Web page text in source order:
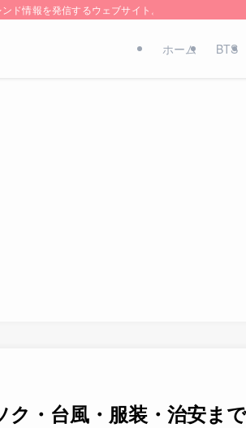
ド情報を発信するウェブサイト。
ホーム BTS
ク・台風・服装・治安ま